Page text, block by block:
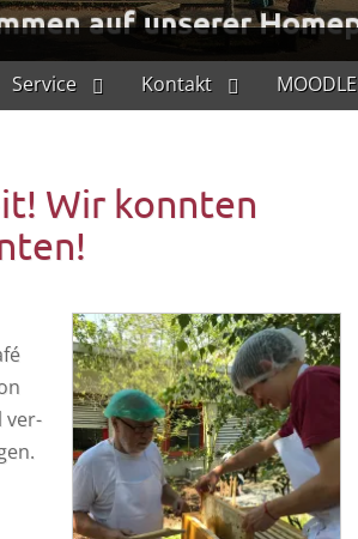
Service Kontakt MOODLE
Wir konnten
ver­